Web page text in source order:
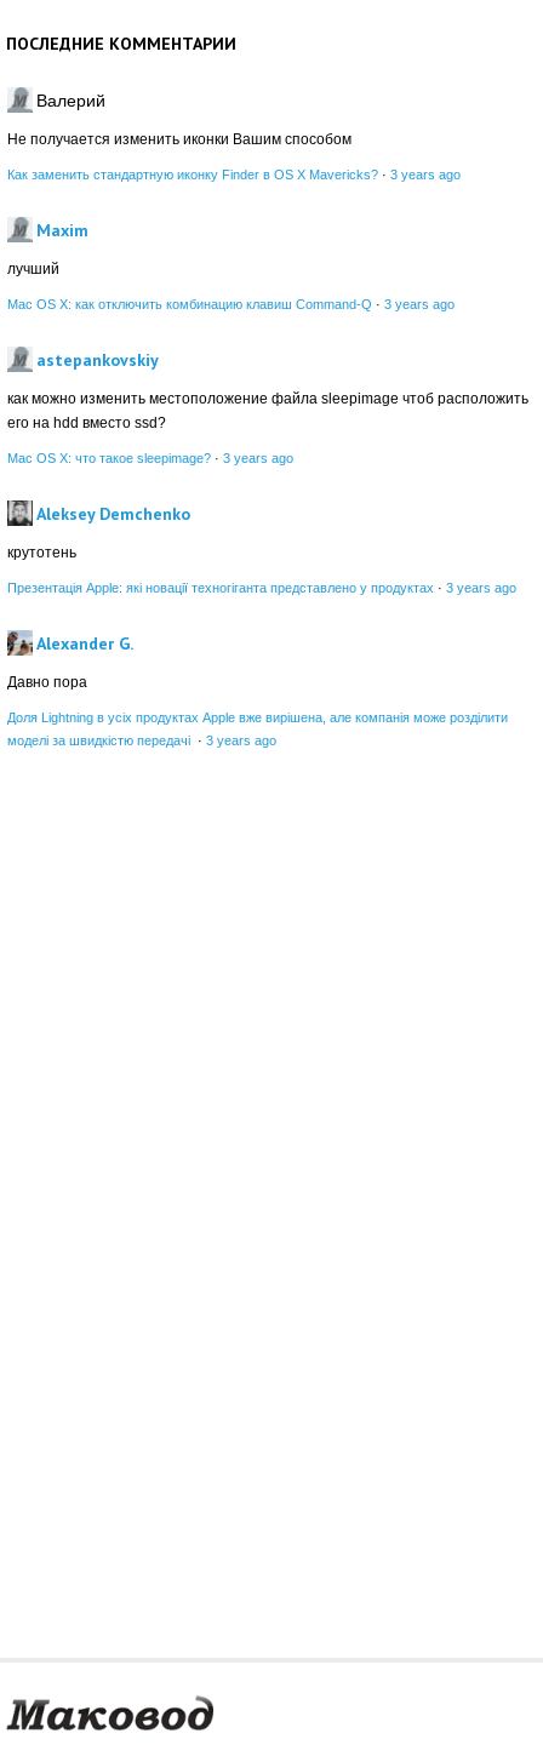
ПОСЛЕДНИЕ КОММЕНТАРИИ
Валерий
Не получается изменить иконки Вашим способом
Как заменить стандартную иконку Finder в OS X Mavericks? · 3 years ago
Maxim
лучший
Mac OS X: как отключить комбинацию клавиш Command-Q · 3 years ago
astepankovskiy
как можно изменить местоположение файла sleepimage чтоб расположить
его на hdd вместо ssd?
Mac OS X: что такое sleepimage? · 3 years ago
Aleksey Demchenko
крутотень
Презентація Apple: які новації техногіганта представлено у продуктах · 3 years ago
Alexander G.
Давно пора
Доля Lightning в усіх продуктах Apple вже вирішена, але компанія може розділити
моделі за швидкістю передачі · 3 years ago